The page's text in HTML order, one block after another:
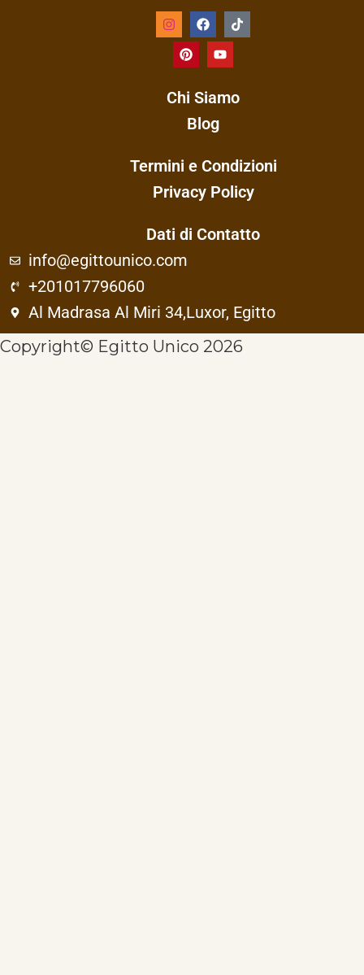
Chi Siamo
Blog
Termini e Condizioni
Privacy Policy
Dati di Contatto
info@egittounico.com
+201017796060
Al Madrasa Al Miri 34,Luxor, Egitto
Copyright© Egitto Unico 2026